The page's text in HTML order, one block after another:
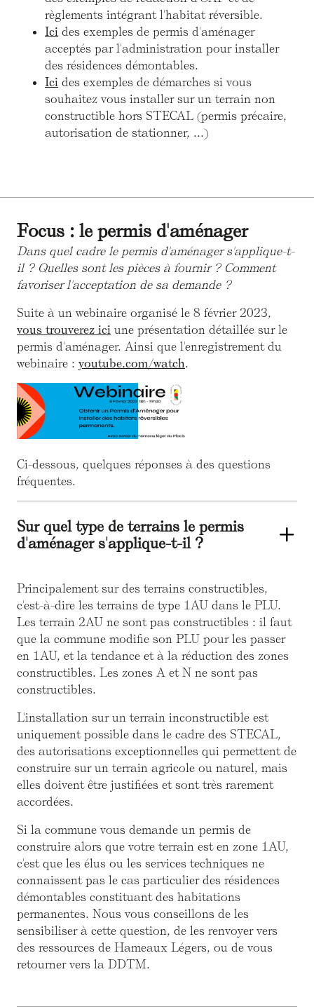
règlements intégrant l'habitat réversible.
Ici des exemples de permis d'aménager
acceptés par l'administration pour installer
des résidences démontables.
Ici des exemples de démarches si vous
souhaitez vous installer sur un terrain non
constructible hors STECAL (permis précaire,
autorisation de stationner, ...)
Focus : le permis d'aménager
Dans quel cadre le permis d'aménager s'applique-t-
il ? Quelles sont les pièces à fournir ? Comment
favoriser l'acceptation de sa demande ?
Suite à un webinaire organisé le 8 février 2023,
vous trouverez ici une présentation détaillée sur le
permis d'aménager. Ainsi que l'enregistrement du
webinaire : youtube.com/watch.
Ci-dessous, quelques réponses à des questions
fréquentes.
Sur quel type de terrains le permis
d'aménager s'applique-t-il ?
Principalement sur des terrains constructibles,
c'est-à-dire les terrains de type 1AU dans le PLU.
Les terrain 2AU ne sont pas constructibles : il faut
que la commune modifie son PLU pour les passer
en 1AU, et la tendance et à la réduction des zones
constructibles. Les zones A et N ne sont pas
constructibles.
L'installation sur un terrain inconstructible est
uniquement possible dans le cadre des STECAL,
des autorisations exceptionnelles qui permettent de
construire sur un terrain agricole ou naturel, mais
elles doivent être justifiées et sont très rarement
accordées.
Si la commune vous demande un permis de
construire alors que votre terrain est en zone 1AU,
c'est que les élus ou les services techniques ne
connaissent pas le cas particulier des résidences
démontables constituant des habitations
permanentes. Nous vous conseillons de les
sensibiliser à cette question, de les renvoyer vers
des ressources de Hameaux Légers, ou de vous
retourner vers la DDTM.